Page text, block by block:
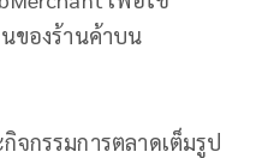
ของร้านค้าบน
กรรมการตลาดเต็มรูป